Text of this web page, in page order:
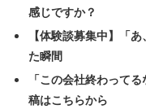
い、メンバーの熱量
理職の下では、部下
体性を失っていきま
はなく、組織に「動
感じですか？
【体験談募集中】「
た瞬間
「この会社終わって
稿はこちらから